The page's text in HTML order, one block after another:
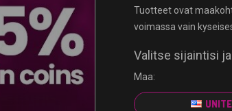
Tuotteet ovat
voimassa vain
Valitse sijaintisi
Maa: